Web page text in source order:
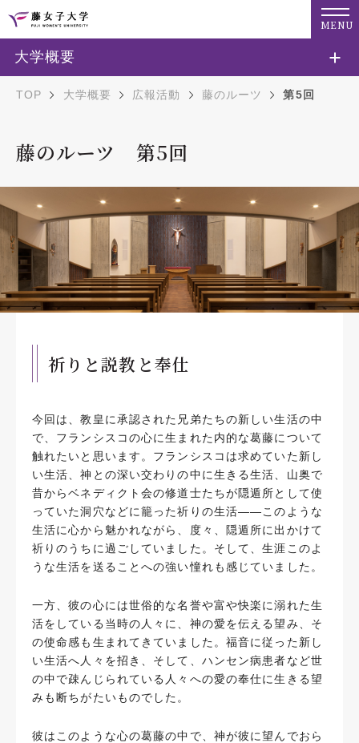
MENU
TOP 大学概要 広報活動 藤のルーツ 第5回
藤のルーツ 第5回
祈りと説教と奉仕
今回は、教皇に承認された兄弟たちの新しい生活の中
で、フランシスコの心に生まれた内的な葛藤について
触れたいと思います。フランシスコは求めていた新し
い生活、神との深い交わりの中に生きる生活、山奥で
昔からベネディクト会の修道士たちが隠遁所として使
っていた洞穴などに籠った祈りの生活――このような
生活に心から魅かれながら、度々、隠遁所に出かけて
祈りのうちに過ごしていました。そして、生涯このよ
うな生活を送ることへの強い憧れも感じていました。
一方、彼の心には世俗的な名誉や富や快楽に溺れた生
活をしている当時の人々に、神の愛を伝える望み、そ
の使命感も生まれてきていました。福音に従った新し
い生活へ人々を招き、そして、ハンセン病患者など世
の中で疎んじられている人々への愛の奉仕に生きる望
みも断ちがたいものでした。
彼はこのような心の葛藤の中で、神が彼に望んでおら
大学概要